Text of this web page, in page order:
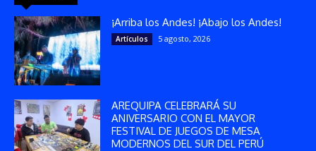
¡Arriba los Andes! ¡Abajo los Andes!
Artículos 5 agosto, 2026
AREQUIPA CELEBRARÁ SU
ANIVERSARIO CON EL MAYOR
FESTIVAL DE JUEGOS DE MESA
MODERNOS DEL SUR DEL PERÚ